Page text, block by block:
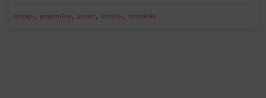
orange, gingembre, yaourt, carotte, Smoothie